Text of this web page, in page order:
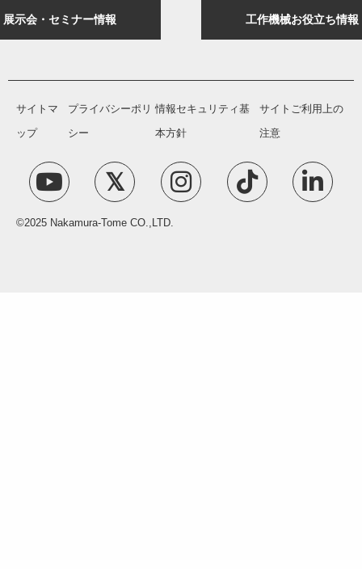
展示会・セミナー情報 工作機械お役立ち情報
サイトマ
ップ
プライバシーポリ
シー
情報セキュリティ基
本方針
サイトご利用上の
注意
©2025 Nakamura-Tome CO.,LTD.